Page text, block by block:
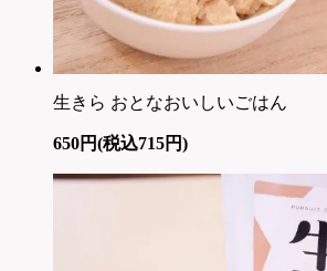
生きら おとなおいしいごはん
650円(税込715円)